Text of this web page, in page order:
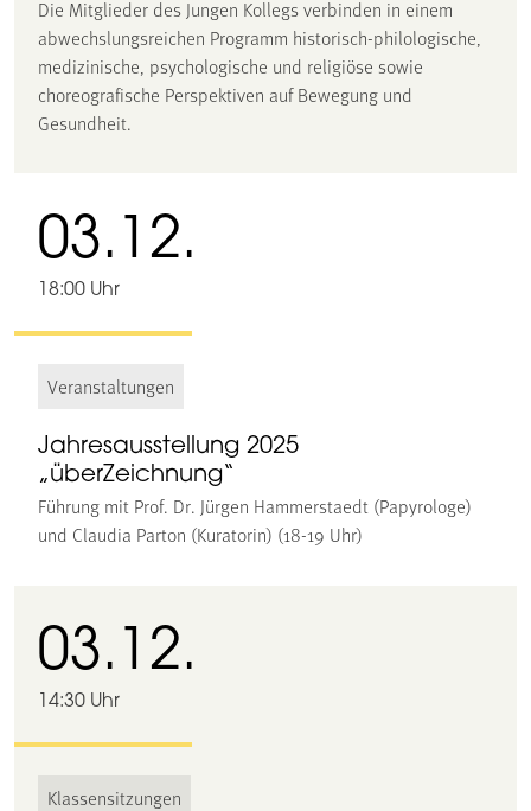
Die Mitglieder des Jungen Kollegs verbinden in einem
abwechslungsreichen Programm historisch-philologische,
medizinische, psychologische und religiöse sowie
choreografische Perspektiven auf Bewegung und
Gesundheit.
03.12.
18:00 Uhr
Veranstaltungen
Jahresausstellung 2025
„überZeichnung“
Führung mit Prof. Dr. Jürgen Hammerstaedt (Papyrologe)
und Claudia Parton (Kuratorin) (18-19 Uhr)
03.12.
14:30 Uhr
Klassensitzungen